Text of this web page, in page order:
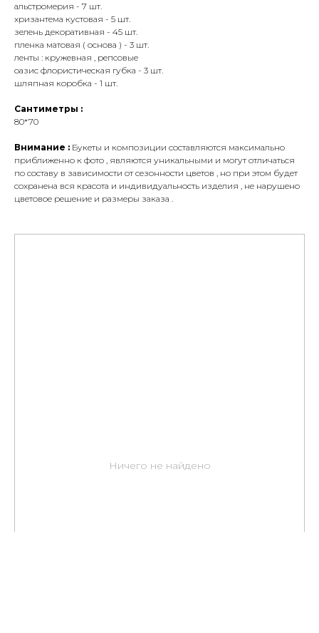
альстромерия - 7 шт.
хризантема кустовая - 5 шт.
зелень декоративная - 45 шт.
пленка матовая ( основа ) - 3 шт.
ленты : кружевная , репсовые
оазис флористическая губка - 3 шт.
шляпная коробка - 1 шт.
Сантиметры :
80*70
Внимание : Букеты и композиции составляются максимально
приближенно к фото , являются уникальными и могут отличаться
по составу в зависимости от сезонности цветов , но при этом будет
сохранена вся красота и индивидуальность изделия , не нарушено
цветовое решение и размеры заказа .
Ничего не найдено